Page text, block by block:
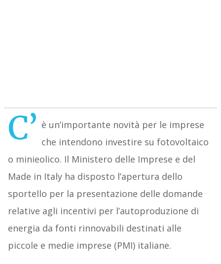
C’ è un’importante novità per le imprese
che intendono investire su fotovoltaico
o minieolico. Il Ministero delle Imprese e del
Made in Italy ha disposto l’apertura dello
sportello per la presentazione delle domande
relative agli incentivi per l’autoproduzione di
energia da fonti rinnovabili destinati alle
piccole e medie imprese (PMI) italiane.